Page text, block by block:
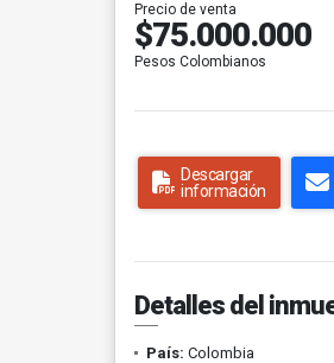
Precio de venta
$75.000.000
Pesos Colombianos
Descargar
información
Detalles del
País: Colombia